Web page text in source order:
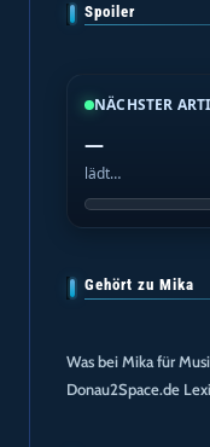
Spoiler
NÄCHSTER
—
lädt…
Gehört zu Mika
Was bei Mika für
Donau2Space.de